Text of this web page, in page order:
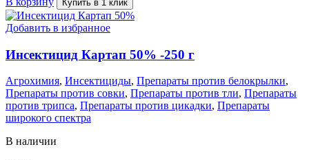
Купить в 1 клик
Добавить в избранное
Инсектицид Картап 50% -250 г
Агрохимия, Инсектициды, Препараты против белокрылки,
Препараты против совки, Препараты против тли, Препараты
против трипса, Препараты против цикадки, Препараты
широкого спектра
В наличии